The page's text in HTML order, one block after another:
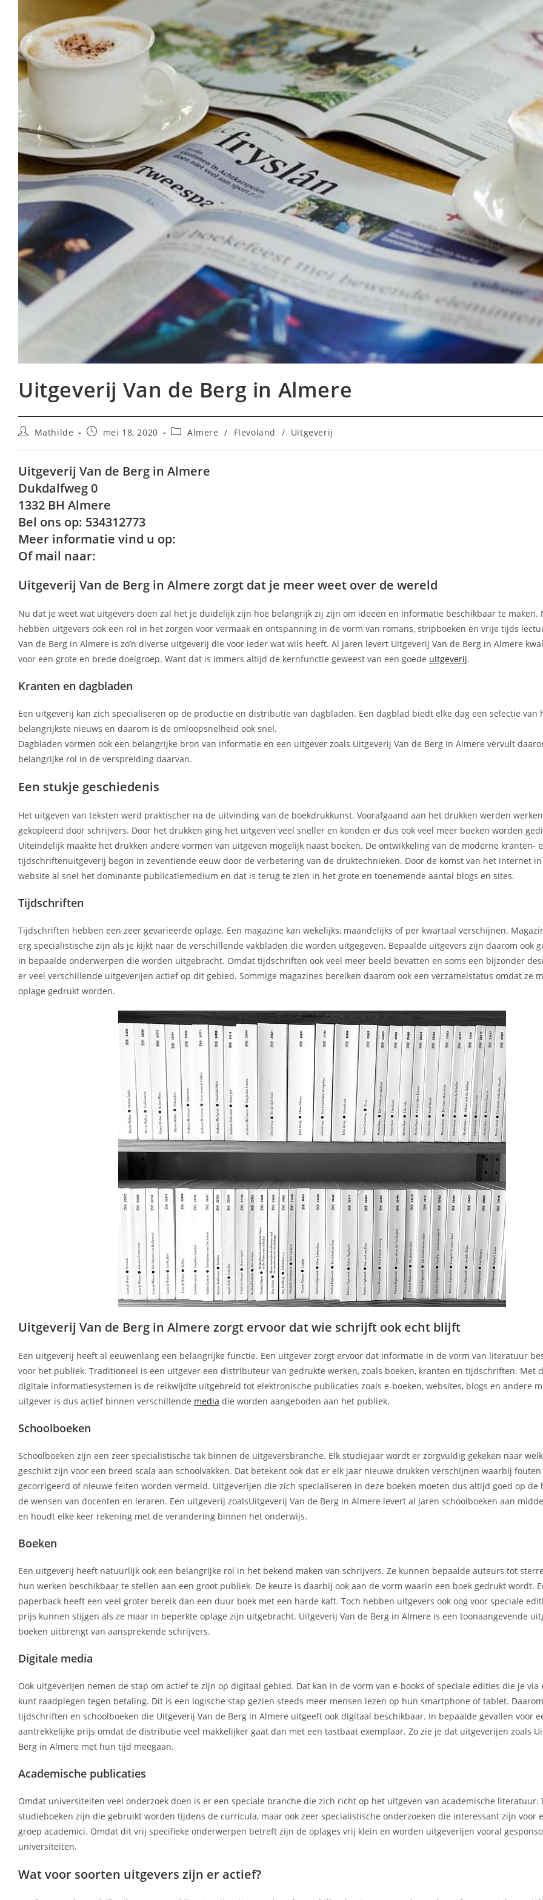
Uitgeverij Van de Berg in Almere
BerichtMathilde
Berichtmei 18, 2020 Berichtcategorie:
Almere / Flevoland / Uitgeverij
Uitgeverij Van de Berg in Almere
Dukdalfweg 0
1332 BH Almere
Bel ons op: 534312773
Meer informatie vind u op:
Of mail naar:
Uitgeverij Van de Berg in Almere zorgt dat je meer weet over de wereld
Nu dat je weet wat uitgevers doen zal het je duidelijk zijn hoe belangrijk zij zijn om ideeën en informatie beschikbaar te maken.
hebben uitgevers ook een rol in het zorgen voor vermaak en ontspanning in de vorm van romans, stripboeken en vrije tijds
Van de Berg in Almere is zo’n diverse uitgeverij die voor ieder wat wils heeft. Al jaren levert Uitgeverij Van de Berg in Almere
voor een grote en brede doelgroep. Want dat is immers altijd de kernfunctie geweest van een goede uitgeverij.
Kranten en dagbladen
Een uitgeverij kan zich specialiseren op de productie en distributie van dagbladen. Een dagblad biedt elke dag een selectie van
belangrijkste nieuws en daarom is de omloopsnelheid ook snel.
Dagbladen vormen ook een belangrijke bron van informatie en een uitgever zoals Uitgeverij Van de Berg in Almere vervult
belangrijke rol in de verspreiding daarvan.
Een stukje geschiedenis
Het uitgeven van teksten werd praktischer na de uitvinding van de boekdrukkunst. Voorafgaand aan het drukken werden
gekopieerd door schrijvers. Door het drukken ging het uitgeven veel sneller en konden er dus ook veel meer boeken worden
Uiteindelijk maakte het drukken andere vormen van uitgeven mogelijk naast boeken. De ontwikkeling van de moderne kranten-
tijdschriftenuitgeverij begon in zeventiende eeuw door de verbetering van de druktechnieken. Door de komst van het internet in
website al snel het dominante publicatiemedium en dat is terug te zien in het grote en toenemende aantal blogs en sites.
Tijdschriften
Tijdschriften hebben een zeer gevarieerde oplage. Een magazine kan wekelijks, maandelijks of per kwartaal verschijnen.
erg specialistische zijn als je kijkt naar de verschillende vakbladen die worden uitgegeven. Bepaalde uitgevers zijn daarom ook
in bepaalde onderwerpen die worden uitgebracht. Omdat tijdschriften ook veel meer beeld bevatten en soms een bijzonder
er veel verschillende uitgeverijen actief op dit gebied. Sommige magazines bereiken daarom ook een verzamelstatus omdat ze
oplage gedrukt worden.
Uitgeverij Van de Berg in Almere zorgt ervoor dat wie schrijft ook echt blijft
Een uitgeverij heeft al eeuwenlang een belangrijke functie. Een uitgever zorgt ervoor dat informatie in de vorm van literatuur
voor het publiek. Traditioneel is een uitgever een distributeur van gedrukte werken, zoals boeken, kranten en tijdschriften. Met
digitale informatiesystemen is de reikwijdte uitgebreid tot elektronische publicaties zoals e-boeken, websites, blogs en andere
uitgever is dus actief binnen verschillende media die worden aangeboden aan het publiek.
Schoolboeken
Schoolboeken zijn een zeer specialistische tak binnen de uitgeversbranche. Elk studiejaar wordt er zorgvuldig gekeken naar
geschikt zijn voor een breed scala aan schoolvakken. Dat betekent ook dat er elk jaar nieuwe drukken verschijnen waarbij
gecorrigeerd of nieuwe feiten worden vermeld. Uitgeverijen die zich specialiseren in deze boeken moeten dus altijd goed op de
de wensen van docenten en leraren. Een uitgeverij zoalsUitgeverij Van de Berg in Almere levert al jaren schoolboeken aan
en houdt elke keer rekening met de verandering binnen het onderwijs.
Boeken
Een uitgeverij heeft natuurlijk ook een belangrijke rol in het bekend maken van schrijvers. Ze kunnen bepaalde auteurs tot
hun werken beschikbaar te stellen aan een groot publiek. De keuze is daarbij ook aan de vorm waarin een boek gedrukt wordt.
paperback heeft een veel groter bereik dan een duur boek met een harde kaft. Toch hebben uitgevers ook oog voor speciale
prijs kunnen stijgen als ze maar in beperkte oplage zijn uitgebracht. Uitgeverij Van de Berg in Almere is een toonaangevende
boeken uitbrengt van aansprekende schrijvers.
Digitale media
Ook uitgeverijen nemen de stap om actief te zijn op digitaal gebied. Dat kan in de vorm van e-books of speciale edities die je via
kunt raadplegen tegen betaling. Dit is een logische stap gezien steeds meer mensen lezen op hun smartphone of tablet.
tijdschriften en schoolboeken die Uitgeverij Van de Berg in Almere uitgeeft ook digitaal beschikbaar. In bepaalde gevallen voor
aantrekkelijke prijs omdat de distributie veel makkelijker gaat dan met een tastbaat exemplaar. Zo zie je dat uitgeverijen zoals
Berg in Almere met hun tijd meegaan.
Academische publicaties
Omdat universiteiten veel onderzoek doen is er een speciale branche die zich richt op het uitgeven van academische literatuur.
studieboeken zijn die gebruikt worden tijdens de curricula, maar ook zeer specialistische onderzoeken die interessant zijn voor
groep academici. Omdat dit vrij specifieke onderwerpen betreft zijn de oplages vrij klein en worden uitgeverijen vooral
universiteiten.
Wat voor soorten uitgevers zijn er actief?